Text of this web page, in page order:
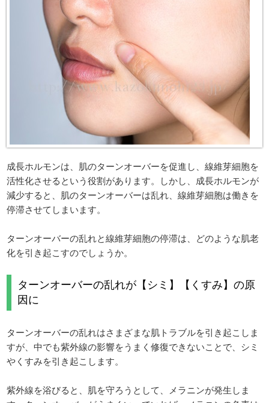
成長ホルモンは、肌のターンオーバーを促進し、線維芽細胞を
活性化させるという役割があります。しかし、成長ホルモンが
減少すると、肌のターンオーバーは乱れ、線維芽細胞は働きを
停滞させてしまいます。
ターンオーバーの乱れと線維芽細胞の停滞は、どのような肌老
化を引き起こすのでしょうか。
ターンオーバーの乱れが【シミ】【くすみ】の原
因に
ターンオーバーの乱れはさまざまな肌トラブルを引き起こしま
すが、中でも紫外線の影響をうまく修復できないことで、シミ
やくすみを引き起こします。
紫外線を浴びると、肌を守ろうとして、メラニンが発生しま